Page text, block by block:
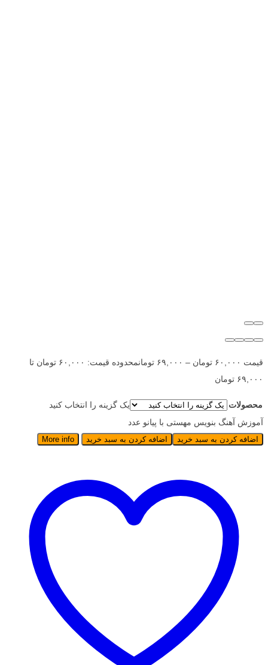
قیمت ۶۰,۰۰۰ تومان – ۶۹,۰۰۰ تومان
محدوده قیمت: ۶۰,۰۰۰ تومان تا
۶۹,۰۰۰ تومان
محصولات
یک گزینه را انتخاب کنید
آموزش آهنگ بنویس مهستی با پیانو عدد
اضافه کردن به سبد خرید اضافه کردن به سبد خرید More info